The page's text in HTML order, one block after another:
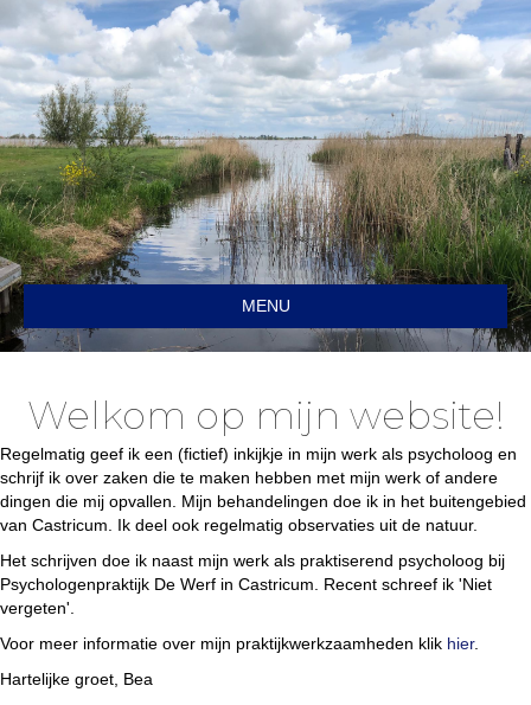
MENU
Welkom op mijn website!
Regelmatig geef ik een (fictief) inkijkje in mijn werk als psycholoog en
schrijf ik over zaken die te maken hebben met mijn werk of andere
dingen die mij opvallen. Mijn behandelingen doe ik in het buitengebied
van Castricum. Ik deel ook regelmatig observaties uit de natuur.
Het schrijven doe ik naast mijn werk als praktiserend psycholoog bij
Psychologenpraktijk De Werf in Castricum. Recent schreef ik 'Niet
vergeten'.
Voor meer informatie over mijn praktijkwerkzaamheden klik hier.
Hartelijke groet, Bea